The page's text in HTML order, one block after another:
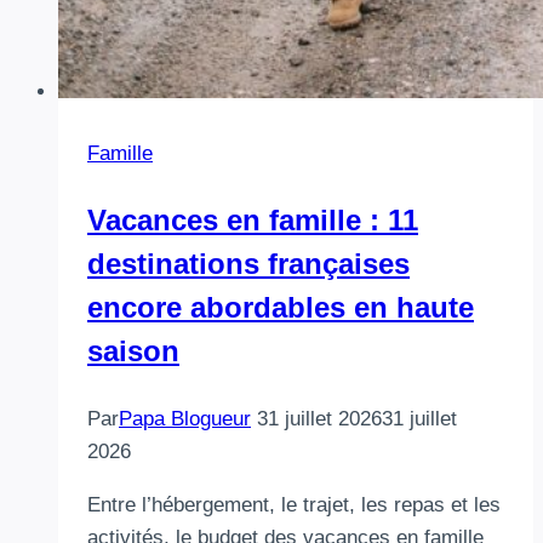
Famille
Vacances en famille : 11
destinations françaises
encore abordables en haute
saison
ParPapa Blogueur 31 juillet 202631 juillet
2026
Entre l’hébergement, le trajet, les repas et les
activités, le budget des vacances en famille